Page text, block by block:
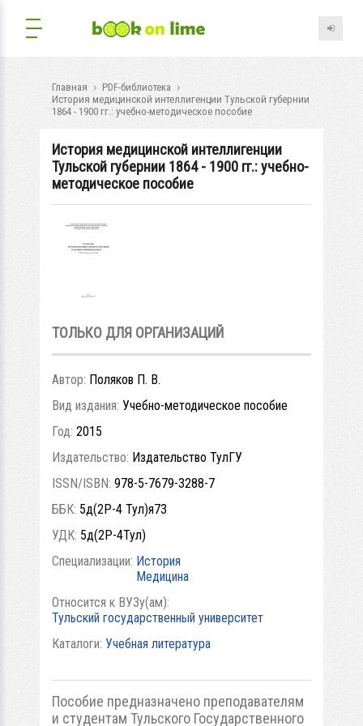
Главная
PDF-библиотека
История медицинской интеллигенции Тульской губернии
1864 - 1900 гг.: учебно-методическое пособие
История медицинской интеллигенции
Тульской губернии 1864 - 1900 гг.: учебно-
методическое пособие
ТОЛЬКО ДЛЯ ОРГАНИЗАЦИЙ
Автор: Поляков П. В.
Вид издания: Учебно-методическое пособие
Год: 2015
Издательство: Издательство ТулГУ
ISSN/ISBN: 978-5-7679-3288-7
ББК: 5д(2Р-4 Тул)я73
УДК: 5д(2Р-4Тул)
Специализации: История
Медицина
Относится к ВУЗу(ам):
Тульский государственный университет
Каталоги: Учебная литература
Пособие предназначено преподавателям
и студентам Тульского Государственного